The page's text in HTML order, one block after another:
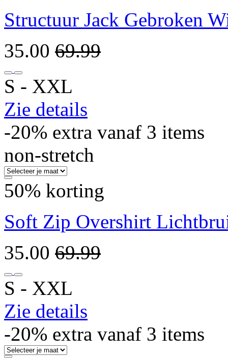
Structuur Jack Gebroken
35.00 69.99
S ‐ XXL
Zie details
-20% extra vanaf 3 items
non-stretch
50% korting
Soft Zip Overshirt
35.00 69.99
S ‐ XXL
Zie details
-20% extra vanaf 3 items